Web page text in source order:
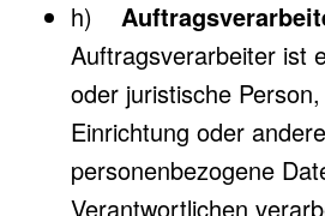
h)
Auftragsverarbeiter ist
oder juristische
Einrichtung oder
personenbezogene
Verantwortlichen